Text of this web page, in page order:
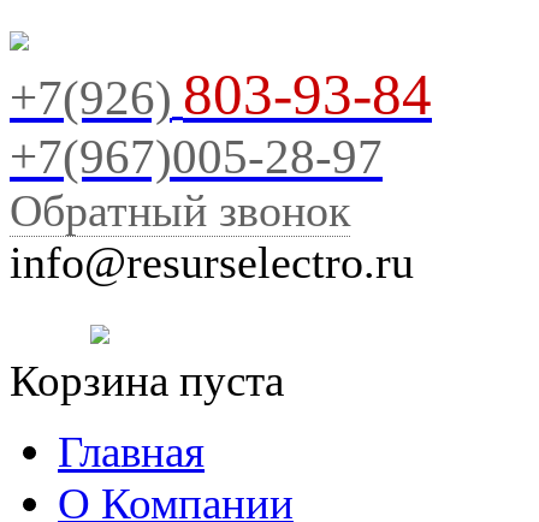
+7(926) 803-93-84
+7(967)005-28-97
Обратный звонок
info@resurselectro.ru
Корзина пуста
Главная
О Компании